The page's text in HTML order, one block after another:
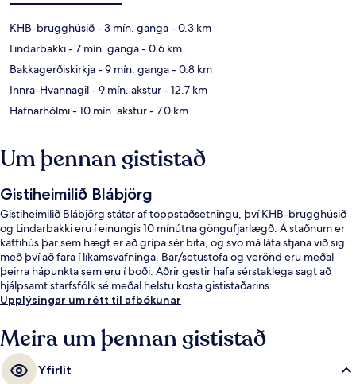
KHB-brugghúsið- 3 mín. ganga- 0.3 km
Lindarbakki- 7 mín. ganga- 0.6 km
Bakkagerðiskirkja- 9 mín. ganga- 0.8 km
Innra-Hvannagil- 9 mín. akstur- 12.7 km
Hafnarhólmi- 10 mín. akstur- 7.0 km
Um þennan gististað
Gistiheimilið Blábjörg
Gistiheimilið Blábjörg státar af toppstaðsetningu, því KHB-brugghúsið
og Lindarbakki eru í einungis 10 mínútna göngufjarlægð. Á staðnum er
kaffihús þar sem hægt er að grípa sér bita, og svo má láta stjana við sig
með því að fara í líkamsvafninga. Bar/setustofa og verönd eru meðal
þeirra hápunkta sem eru í boði. Aðrir gestir hafa sérstaklega sagt að
hjálpsamt starfsfólk sé meðal helstu kosta gististaðarins.
Upplýsingar um rétt til afbókunar
Meira um þennan gististað
Yfirlit